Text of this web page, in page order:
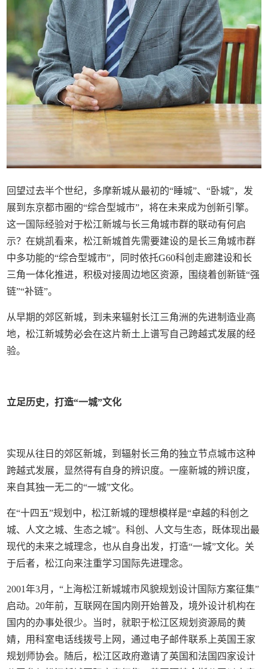
回望过去半个世纪，多摩新城从最初的“睡城”、“卧城”，发
展到东京都市圈的“综合型城市”，将在未来成为创新引擎。
这一国际经验对于松江新城与长三角城市群的联动有何启
示？在姚凯看来，松江新城首先需要建设的是长三角城市群
中多功能的“综合型城市”，同时依托G60科创走廊建设和长
三角一体化推进，积极对接周边地区资源，围绕着创新链“强
链”“补链”。
从早期的郊区新城，到未来辐射长江三角洲的先进制造业高
地，松江新城势必会在这片新土上谱写自己跨越式发展的经
验。
立足历史，打造“一城”文化
实现从往日的郊区新城，到辐射长三角的独立节点城市这种
跨越式发展，显然得有自身的辨识度。一座新城的辨识度，
来自其独一无二的“一城”文化。
在“十四五”规划中，松江新城的理想模样是“卓越的科创之
城、人文之城、生态之城”。科创、人文与生态，既体现出最
现代的未来之城理念，也从自身出发，打造“一城”文化。关
于后者，松江向来注重学习国际先进理念。
2001年3月，“上海松江新城城市风貌规划设计国际方案征集”
启动。20年前，互联网在国内刚开始普及，境外设计机构在
国内的办事处很少。当时，就职于松江区规划资源局的黄
婧，用科室电话线拨号上网，通过电子邮件联系上英国王家
规划师协会。随后，松江区政府邀请了英国和法国四家设计